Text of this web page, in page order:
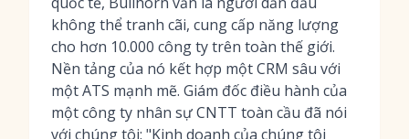
không thể tranh cãi, cung cấp năng lượng
cho hơn 10.000 công ty trên toàn thế giới.
Nền tảng của nó kết hợp một CRM sâu với
một ATS mạnh mẽ. Giám đốc điều hành của
một công ty nhân sự CNTT toàn cầu đã nói
với chúng tôi: "Kinh doanh của chúng tôi